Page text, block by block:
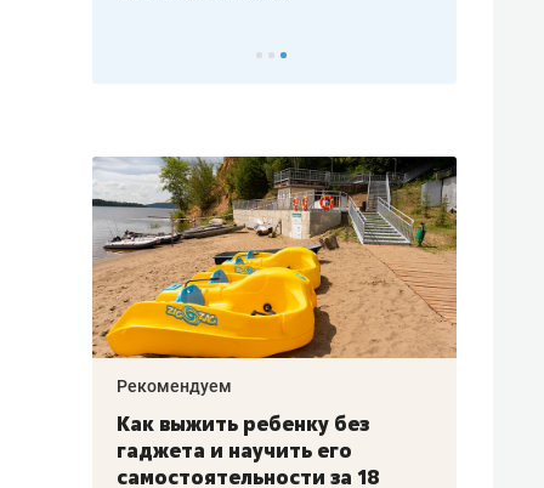
–
Рекомендуем
Как выжить ребенку без
гаджета и научить его
самостоятельности за 18